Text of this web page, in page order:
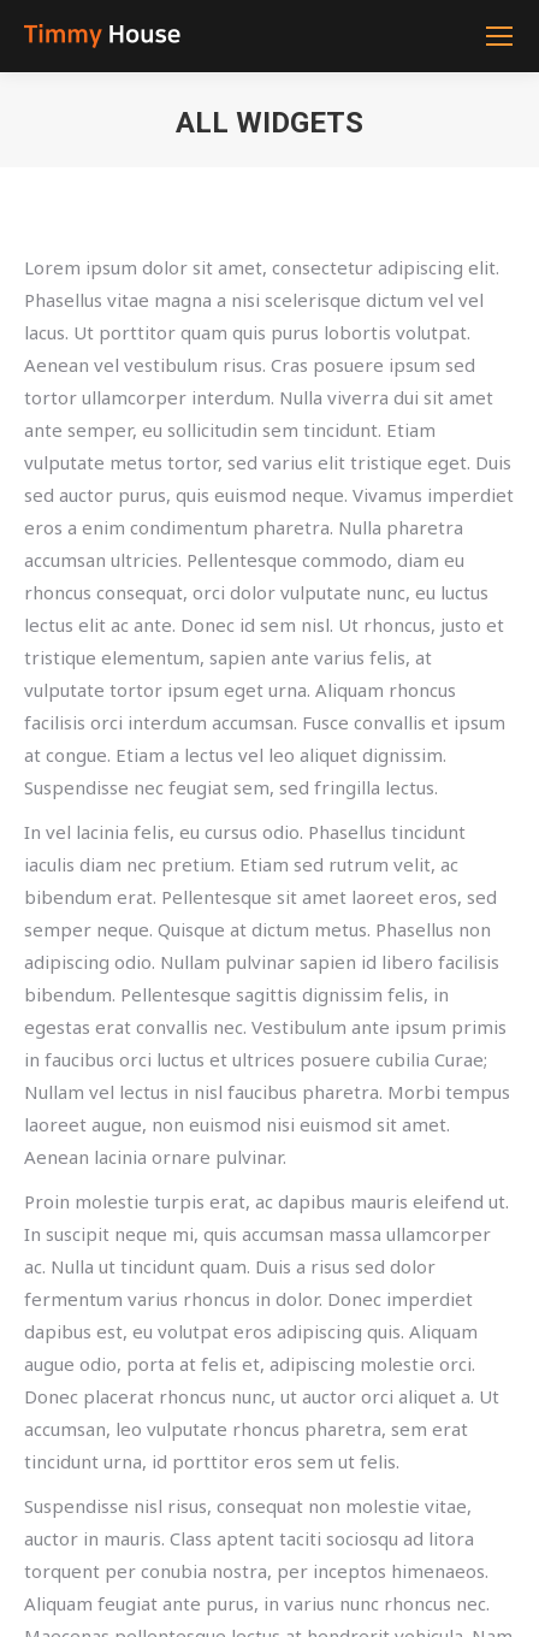
ALL WIDGETS
Lorem ipsum dolor sit amet, consectetur adipiscing elit.
Phasellus vitae magna a nisi scelerisque dictum vel vel
lacus. Ut porttitor quam quis purus lobortis volutpat.
Aenean vel vestibulum risus. Cras posuere ipsum sed
tortor ullamcorper interdum. Nulla viverra dui sit amet
ante semper, eu sollicitudin sem tincidunt. Etiam
vulputate metus tortor, sed varius elit tristique eget. Duis
sed auctor purus, quis euismod neque. Vivamus imperdiet
eros a enim condimentum pharetra. Nulla pharetra
accumsan ultricies. Pellentesque commodo, diam eu
rhoncus consequat, orci dolor vulputate nunc, eu luctus
lectus elit ac ante. Donec id sem nisl. Ut rhoncus, justo et
tristique elementum, sapien ante varius felis, at
vulputate tortor ipsum eget urna. Aliquam rhoncus
facilisis orci interdum accumsan. Fusce convallis et ipsum
at congue. Etiam a lectus vel leo aliquet dignissim.
Suspendisse nec feugiat sem, sed fringilla lectus.
In vel lacinia felis, eu cursus odio. Phasellus tincidunt
iaculis diam nec pretium. Etiam sed rutrum velit, ac
bibendum erat. Pellentesque sit amet laoreet eros, sed
semper neque. Quisque at dictum metus. Phasellus non
adipiscing odio. Nullam pulvinar sapien id libero facilisis
bibendum. Pellentesque sagittis dignissim felis, in
egestas erat convallis nec. Vestibulum ante ipsum primis
in faucibus orci luctus et ultrices posuere cubilia Curae;
Nullam vel lectus in nisl faucibus pharetra. Morbi tempus
laoreet augue, non euismod nisi euismod sit amet.
Aenean lacinia ornare pulvinar.
Proin molestie turpis erat, ac dapibus mauris eleifend ut.
In suscipit neque mi, quis accumsan massa ullamcorper
ac. Nulla ut tincidunt quam. Duis a risus sed dolor
fermentum varius rhoncus in dolor. Donec imperdiet
dapibus est, eu volutpat eros adipiscing quis. Aliquam
augue odio, porta at felis et, adipiscing molestie orci.
Donec placerat rhoncus nunc, ut auctor orci aliquet a. Ut
accumsan, leo vulputate rhoncus pharetra, sem erat
tincidunt urna, id porttitor eros sem ut felis.
Suspendisse nisl risus, consequat non molestie vitae,
auctor in mauris. Class aptent taciti sociosqu ad litora
torquent per conubia nostra, per inceptos himenaeos.
Aliquam feugiat ante purus, in varius nunc rhoncus nec.